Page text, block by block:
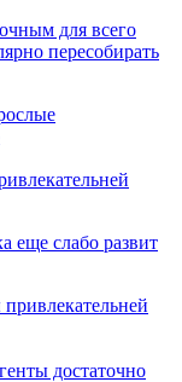
для всего
пересобирать
еще слабо развит
достаточно